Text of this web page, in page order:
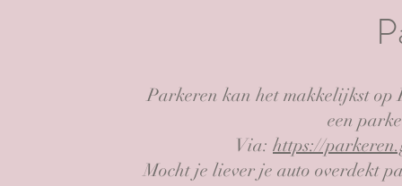
Parkeren kan het makkelijkst op
een
Via: https://
Mocht je liever je auto overdekt